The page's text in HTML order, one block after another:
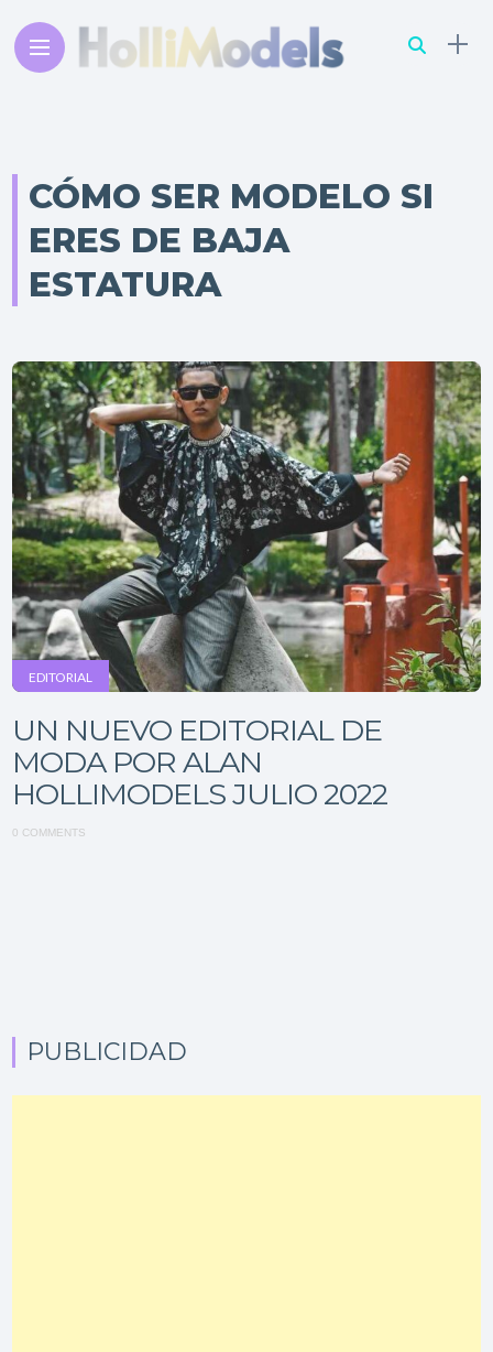
CÓMO SER MODELO SI
ERES DE BAJA
ESTATURA
EDITORIAL
UN NUEVO EDITORIAL DE
MODA POR ALAN
HOLLIMODELS JULIO 2022
0 COMMENTS
PUBLICIDAD